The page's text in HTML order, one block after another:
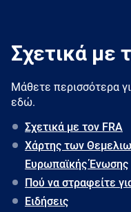
Σχετικά με
Μάθετε περισσότερα
εδώ.
Σχετικά με τον FRA
Χάρτης των
Ευρωπαϊκής Ένωσης
Πού να στραφείτε
Ειδήσεις